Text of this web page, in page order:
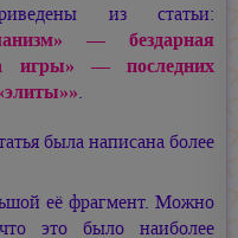
из статьи:
— бездарная
игры» — последних
.
была написана более
её фрагмент. Можно
это было наиболее